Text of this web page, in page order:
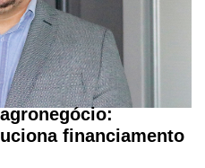
financiamento